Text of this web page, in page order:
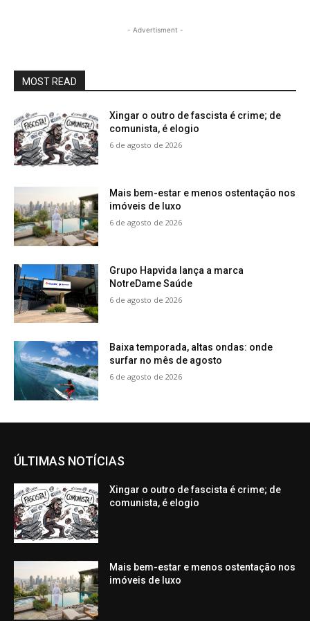
- Advertisment -
MOST READ
Xingar o outro de fascista é crime; de
comunista, é elogio
6 de agosto de 2026
Mais bem-estar e menos ostentação nos
imóveis de luxo
6 de agosto de 2026
Grupo Hapvida lança a marca
NotreDame Saúde
6 de agosto de 2026
Baixa temporada, altas ondas: onde
surfar no mês de agosto
6 de agosto de 2026
ÚLTIMAS NOTÍCIAS
Xingar o outro de fascista é crime; de
comunista, é elogio
Mais bem-estar e menos ostentação nos
imóveis de luxo